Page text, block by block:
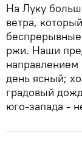
На Луку
ветра,
ржи. Наши
направлением
день ясный;
градовый
юго-запада -